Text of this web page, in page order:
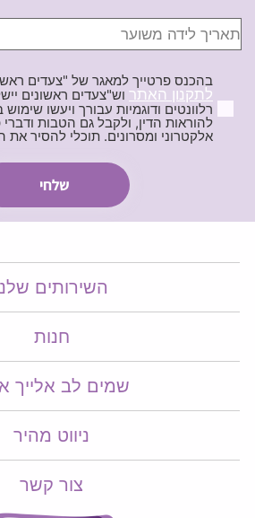
בהכנס פרטייך למאגר של "צעדים
לתקנון האתר וש"צעדים ראשונים
רלוונטים ודוגמיות עבורך ויעשו
להוראות הדין, ולקבל גם הטבות
אלקטרוני ומסרונים. תוכלי להסיר את הרישום בכל עת
השירותים
חנות
שמים לב אלייך
ניווט מהיר
צור קשר